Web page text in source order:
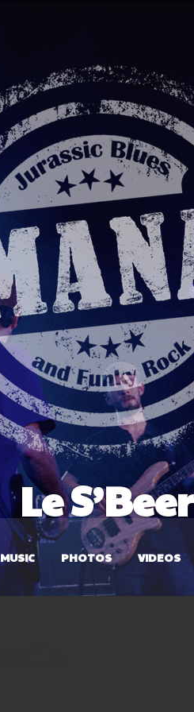
MUSIC PHOTOS VIDEOS
Le S’Beer